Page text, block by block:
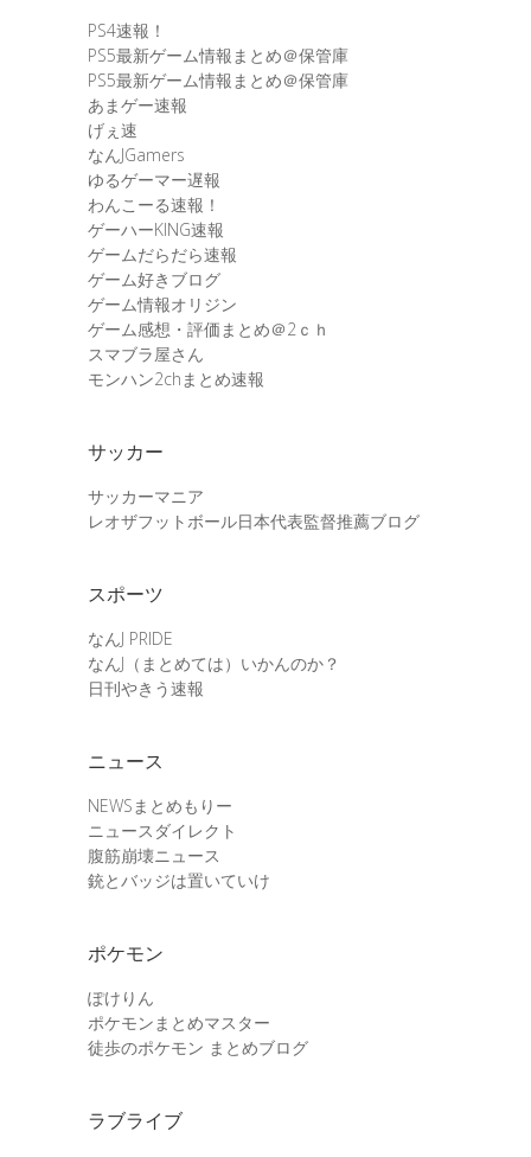
PS4速報！
PS5最新ゲーム情報まとめ＠保管庫
PS5最新ゲーム情報まとめ＠保管庫
あまゲー速報
げぇ速
なんJGamers
ゆるゲーマー遅報
わんこーる速報！
ゲーハーKING速報
ゲームだらだら速報
ゲーム好きブログ
ゲーム情報オリジン
ゲーム感想・評価まとめ＠2ｃｈ
スマブラ屋さん
モンハン2chまとめ速報
サッカー
サッカーマニア
レオザフットボール日本代表監督推薦ブログ
スポーツ
なんJ PRIDE
なんJ（まとめては）いかんのか？
日刊やきう速報
ニュース
NEWSまとめもりー
ニュースダイレクト
腹筋崩壊ニュース
銃とバッジは置いていけ
ポケモン
ぽけりん
ポケモンまとめマスター
徒歩のポケモン まとめブログ
ラブライブ